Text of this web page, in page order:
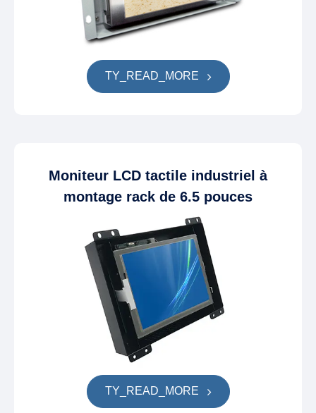
TY_READ_MORE
Moniteur LCD tactile industriel à
montage rack de 6.5 pouces
TY_READ_MORE